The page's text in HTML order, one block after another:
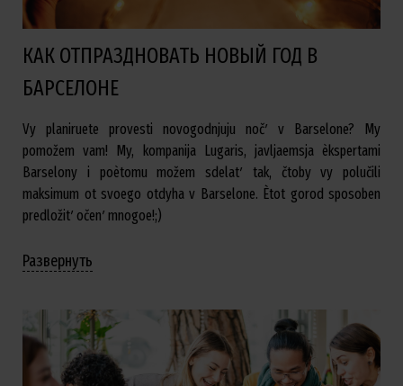
КАК ОТПРАЗДНОВАТЬ НОВЫЙ ГОД В
БАРСЕЛОНЕ
Vy planiruete provesti novogodnjuju nočʹ v Barselone? My
pomožem vam! My, kompanija Lugaris, javljaemsja èkspertami
Barselony i poètomu možem sdelatʹ tak, čtoby vy polučili
maksimum ot svoego otdyha v Barselone. Ètot gorod sposoben
predložitʹ očenʹ mnogoe!;)
Развернуть